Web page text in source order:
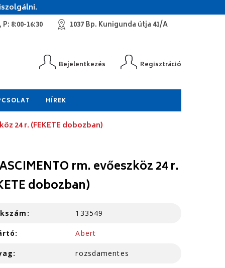
8:00-16:30 1037 Bp. Kunigunda útja 41/A
Bejelentkezés Regisztráció
HÍREK
24 r. (FEKETE dobozban)
rm. evőeszköz 24 r.
dobozban)
133549
Abert
rozsdamentes